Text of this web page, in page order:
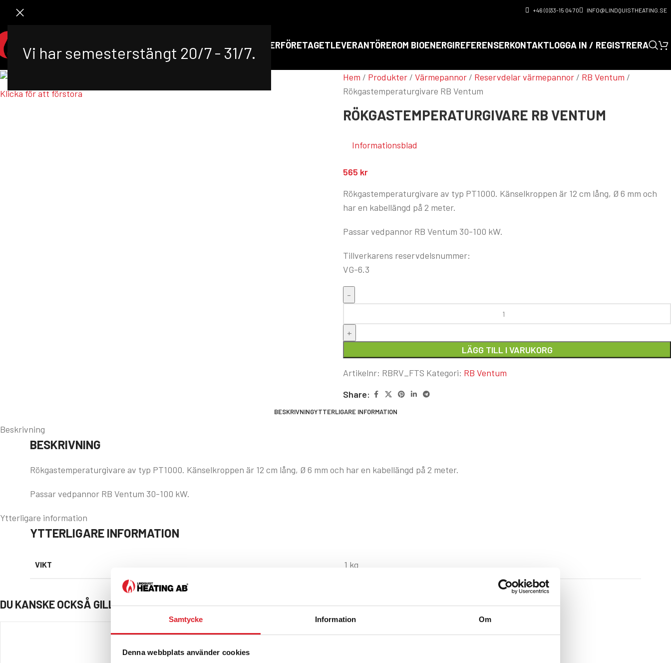
Vi har semesterstängt 20/7 - 31/7.
Samtycke Information Om
Denna webbplats använder cookies
+46 (0)33-15 04 70 INFO@LINDQUISTHEATING.SE
PRODUKTERFÖRETAGETLEVERANTÖREROM BIOENERGIREFERENSERKONTAKTLOGGA IN / REGISTRERA
Klicka för att förstora
Hem / Produkter / Värmepannor / Reservdelar värmepannor / RB Ventum /
Rökgastemperaturgivare RB Ventum
RÖKGASTEMPERATURGIVARE RB VENTUM
Informationsblad
565 kr
Rökgastemperaturgivare av typ PT1000. Känselkroppen är 12 cm lång, Ø 6 mm och
har en kabellängd på 2 meter.
Passar vedpannor RB Ventum 30-100 kW.
Tillverkarens reservdelsnummer:
VG-6.3
LÄGG TILL I VARUKORG
Artikelnr: RBRV_FTS Kategori: RB Ventum
Share:
BESKRIVNINGYTTERLIGARE INFORMATION
Beskrivning
BESKRIVNING
Rökgastemperaturgivare av typ PT1000. Känselkroppen är 12 cm lång, Ø 6 mm och har en kabellängd på 2 meter.
Passar vedpannor RB Ventum 30-100 kW.
Ytterligare information
YTTERLIGARE INFORMATION
VIKT 1 kg
DU KANSKE OCKSÅ GILLAR …